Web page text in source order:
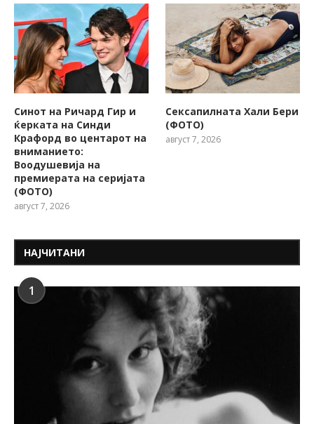
Синот на Ричард Гир и
ќерката на Синди
Крафорд во центарот на
вниманието:
Воодушевија на
премиерата на серијата
(ФОТО)
август 7, 2026
Сексапилната Хали Бери
(ФОТО)
август 7, 2026
НАЈЧИТАНИ
1